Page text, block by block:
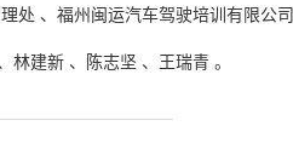
处 、 福州闽运汽车驾驶培训有限公司
林建新 、 陈志坚 、 王瑞青 。